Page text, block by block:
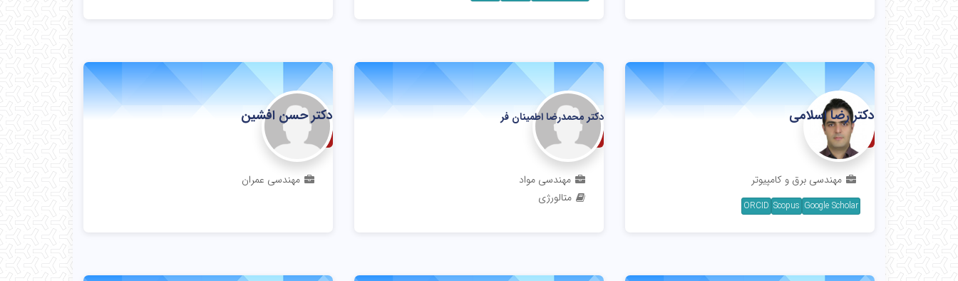
دکتر رضا اسلامی
دانشیار
مهندسی برق و کامپیوتر
Google Scholar
Scopus
ORCID
دکتر محمدرضا اطمینان فر
دانشیار
مهندسی مواد
متالورژی
دکتر حسن افشین
استاد
مهندسی عمران